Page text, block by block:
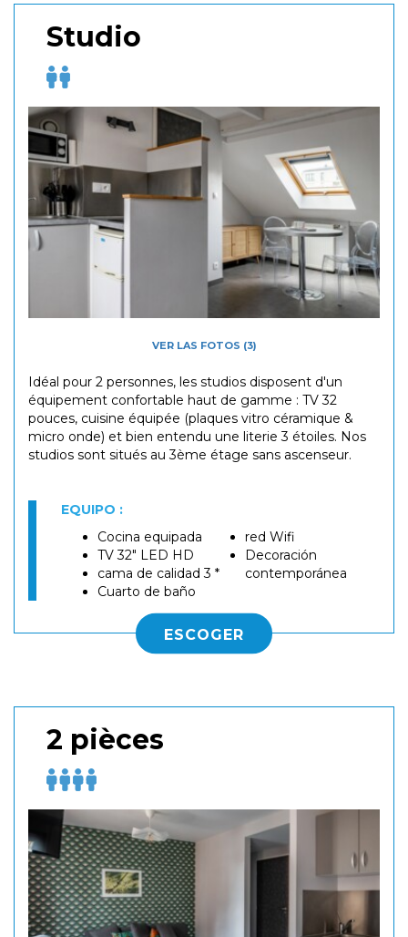
Studio
VER LAS FOTOS (3)
Idéal pour 2 personnes, les studios disposent d'un
équipement confortable haut de gamme : TV 32
pouces, cuisine équipée (plaques vitro céramique &
micro onde) et bien entendu une literie 3 étoiles. Nos
studios sont situés au 3ème étage sans ascenseur.
EQUIPO :
Cocina equipada
TV 32" LED HD
cama de calidad 3 *
Cuarto de baño
red Wifi
Decoración
contemporánea
ESCOGER
2 pièces